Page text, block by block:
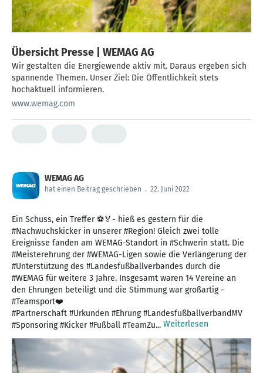
Übersicht Presse | WEMAG AG
Wir gestalten die Energiewende aktiv mit. Daraus ergeben sich
spannende Themen. Unser Ziel: Die Öffentlichkeit stets
hochaktuell informieren.
www.wemag.com
WEMAG AG
hat einen Beitrag geschrieben . 22. Juni 2022
Ein Schuss, ein Treffer ⚽🏅- hieß es gestern für die
#Nachwuchskicker in unserer #Region! Gleich zwei tolle
Ereignisse fanden am WEMAG-Standort in #Schwerin statt. Die
#Meisterehrung der #WEMAG-Ligen sowie die Verlängerung der
#Unterstützung des #Landesfußballverbandes durch die
#WEMAG für weitere 3 Jahre. Insgesamt waren 14 Vereine an
den Ehrungen beteiligt und die Stimmung war großartig -
#Teamsport❤️
#Partnerschaft #Urkunden #Ehrung #LandesfußballverbandMV
#Sponsoring #Kicker #Fußball #TeamZu... Weiterlesen